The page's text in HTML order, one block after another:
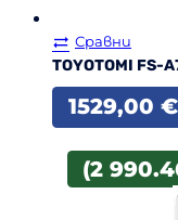
Сравни
TOYOTOMI FS-
1529,00 €
(2